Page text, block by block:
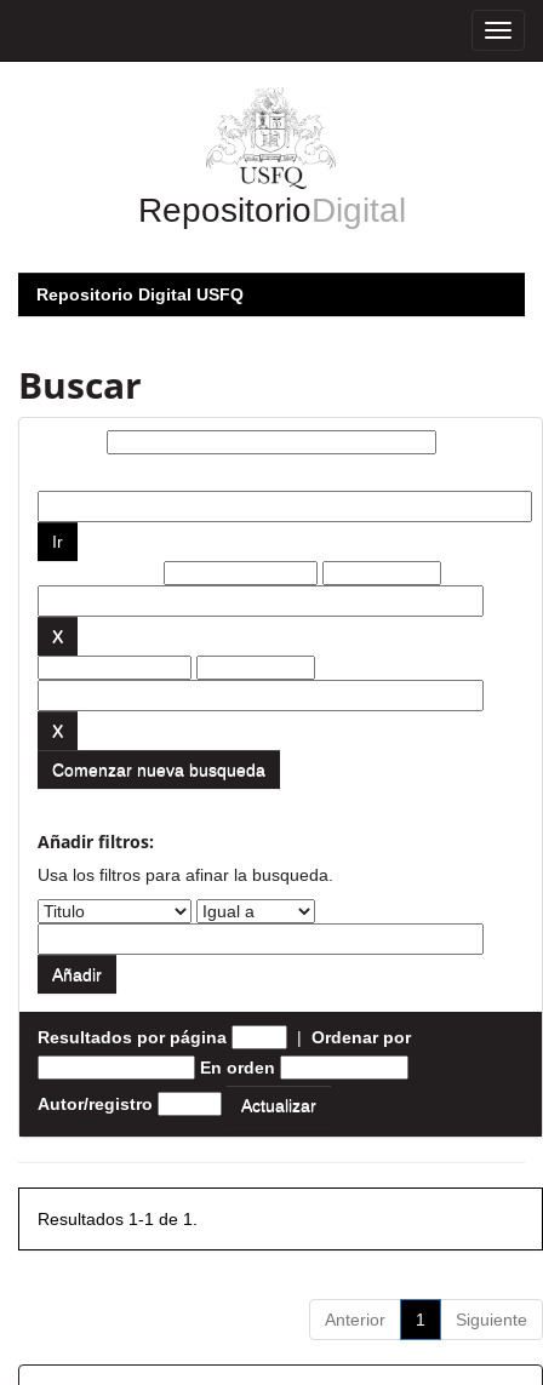
RepositorioDigital
Repositorio Digital USFQ
Buscar
Comenzar nueva busqueda
Añadir filtros:
Usa los filtros para afinar la busqueda.
Resultados por página | Ordenar por
En orden
Autor/registro
Resultados 1-1 de 1.
Anterior 1 Siguiente